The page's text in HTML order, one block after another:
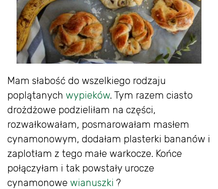
Mam słabość do wszelkiego rodzaju
poplątanych wypieków. Tym razem ciasto
drożdżowe podzieliłam na części,
rozwałkowałam, posmarowałam masłem
cynamonowym, dodałam plasterki bananów i
zaplotłam z tego małe warkocze. Końce
połączyłam i tak powstały urocze
cynamonowe wianuszki ?